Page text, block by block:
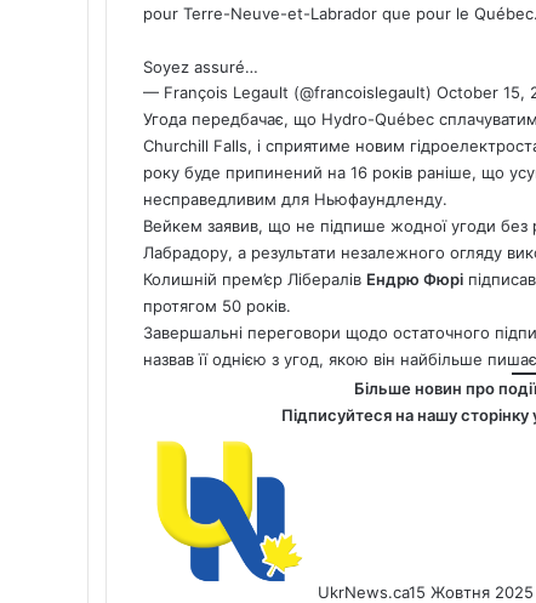
pour Terre-Neuve-et-Labrador que pour le Québec.
Soyez assuré…
— François Legault (@francoislegault) October 15,
Угода передбачає, що Hydro-Québec
Churchill Falls, і сприятиме новим
року буде припинений на 16 років раніше, що
несправедливим для Ньюфаундленду.
Вейкем заявив, що не підпише жодної угоди
Лабрадору, а результати незалежного огляду
Колишній прем’єр Лібералів Ендрю Фюрі
протягом 50 років.
Завершальні переговори щодо остаточного
назвав її однією з угод, якою він найбільше
Більше новин про
Підписуйтеся на нашу сторінку
UkrNews.ca15 Жовтня 2025